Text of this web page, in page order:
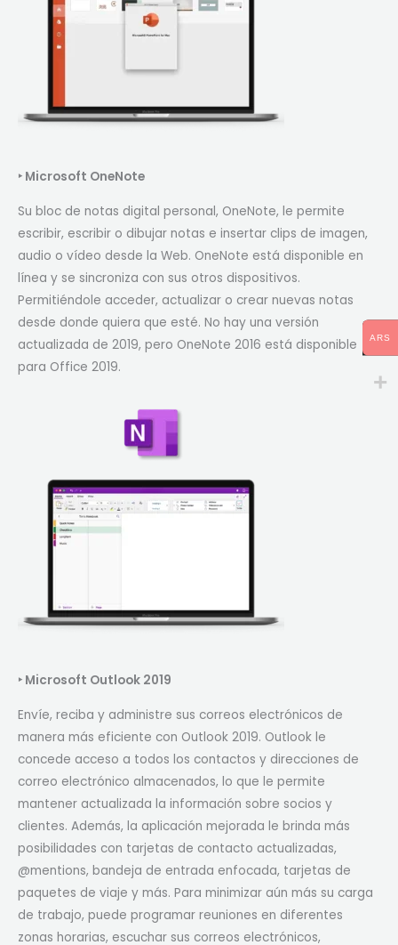
‣ Microsoft OneNote
Su bloc de notas digital personal, OneNote, le permite
escribir, escribir o dibujar notas e insertar clips de imagen,
audio o vídeo desde la Web. OneNote está disponible en
línea y se sincroniza con sus otros dispositivos.
Permitiéndole acceder, actualizar o crear nuevas notas
desde donde quiera que esté. No hay una versión
actualizada de 2019, pero OneNote 2016 está disponible
para Office 2019.
‣ Microsoft Outlook 2019
Envíe, reciba y administre sus correos electrónicos de
manera más eficiente con Outlook 2019. Outlook le
concede acceso a todos los contactos y direcciones de
correo electrónico almacenados, lo que le permite
mantener actualizada la información sobre socios y
clientes. Además, la aplicación mejorada le brinda más
posibilidades con tarjetas de contacto actualizadas,
@mentions, bandeja de entrada enfocada, tarjetas de
paquetes de viaje y más. Para minimizar aún más su carga
de trabajo, puede programar reuniones en diferentes
zonas horarias, escuchar sus correos electrónicos,
ARS